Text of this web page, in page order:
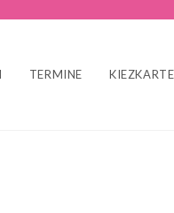
TERMINE KIEZKARTE